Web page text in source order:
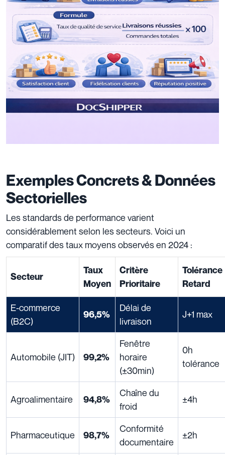
Exemples Concrets & Données
Sectorielles
Les standards de performance varient
considérablement selon les secteurs. Voici un
comparatif des taux moyens observés en 2024 :
Secteur
Taux
Moyen
Critère
Prioritaire
Tolérance
Retard
E-commerce
(B2C)
96,5%
Délai de
livraison
J+1 max
Automobile (JIT) 99,2%
Fenêtre
horaire
(±30min)
0h
tolérance
Agroalimentaire 94,8%
Chaîne du
froid
±4h
Pharmaceutique 98,7%
Conformité
documentaire
±2h